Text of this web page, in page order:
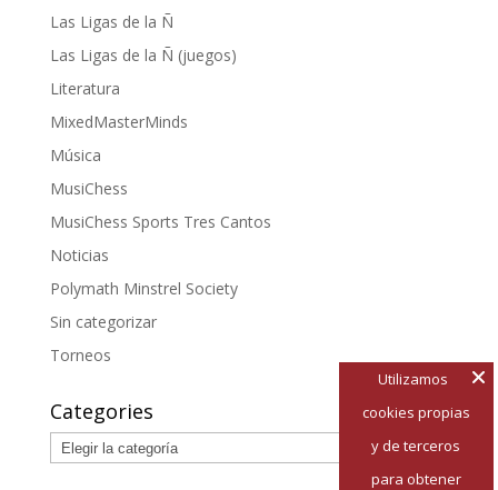
Las Ligas de la Ñ
Las Ligas de la Ñ (juegos)
Literatura
MixedMasterMinds
Música
MusiChess
MusiChess Sports Tres Cantos
Noticias
Polymath Minstrel Society
Sin categorizar
Torneos
Categories
Categories
Utilizamos
cookies propias
y de terceros
para obtener